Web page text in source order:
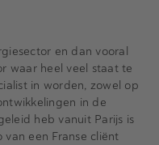
en dan vooral
waar heel veel staat te
in worden, zowel op
in de
heb vanuit Parijs is
een Franse cliënt